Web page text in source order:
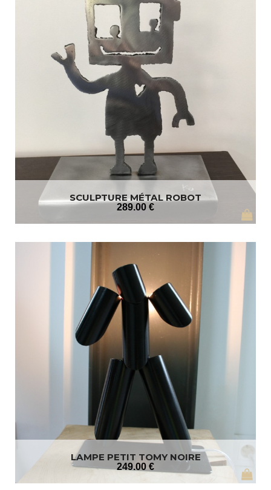
SCULPTURE MÉTAL ROBOT
289.00 €
LAMPE PETIT TOMY NOIRE
249.00 €